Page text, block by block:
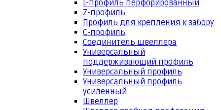
L-профиль перфорированный
Z-профиль
Профиль для крепления к забору
С-профиль
Соединитель швеллера
Универсальный
поддерживающий профиль
Универсальный профиль
Универсальный профиль
усиленный
Швеллер